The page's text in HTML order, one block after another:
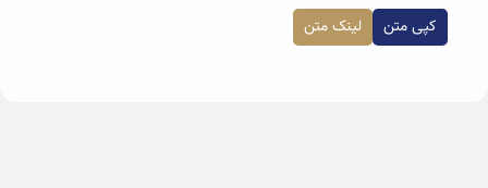
کپی متن لینک متن